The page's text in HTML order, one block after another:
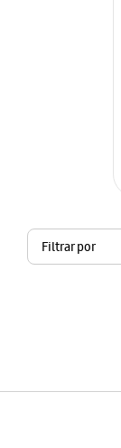
Filtrar por